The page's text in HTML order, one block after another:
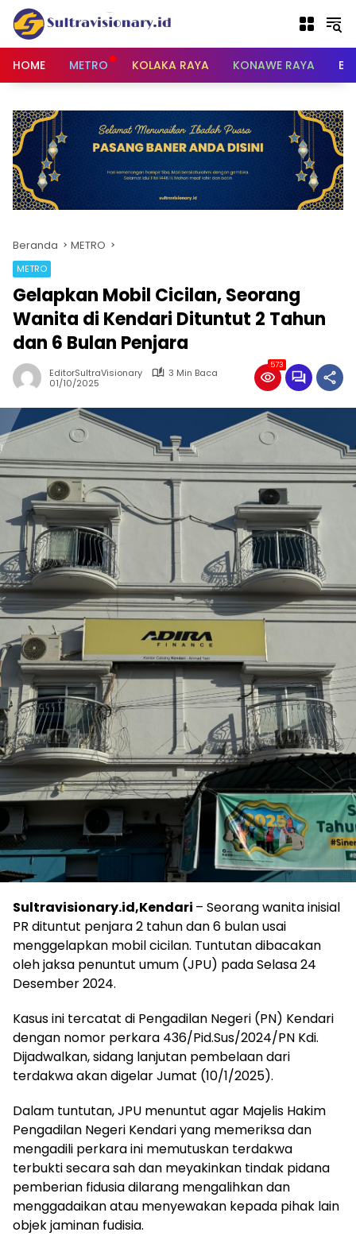
Langsung
konten
HOME
METRO KOLAKA RAYA KONAWE RAYA
Beranda METRO
METRO
Gelapkan Mobil Cicilan, Seorang
Wanita di Kendari Dituntut 2 Tahun
dan 6 Bulan Penjara
EditorSultraVisionary
3 Min Baca
01/10/2025
573
Sultravisionary.id,Kendari – Seorang wanita inisial
PR dituntut penjara 2 tahun dan 6 bulan usai
menggelapkan mobil cicilan. Tuntutan dibacakan
oleh jaksa penuntut umum (JPU) pada Selasa 24
Desember 2024.
Kasus ini tercatat di Pengadilan Negeri (PN) Kendari
dengan nomor perkara 436/Pid.Sus/2024/PN Kdi.
Dijadwalkan, sidang lanjutan pembelaan dari
terdakwa akan digelar Jumat (10/1/2025).
Dalam tuntutan, JPU menuntut agar Majelis Hakim
Pengadilan Negeri Kendari yang memeriksa dan
mengadili perkara ini memutuskan terdakwa
terbukti secara sah dan meyakinkan tindak pidana
pemberian fidusia dilarang mengalihkan dan
menggadaikan atau menyewakan kepada pihak lain
objek jaminan fudisia.